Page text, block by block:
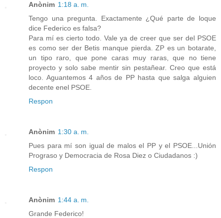
Anònim 1:18 a. m.
Tengo una pregunta. Exactamente ¿Qué parte de loque
dice Federico es falsa?
Para mí es cierto todo. Vale ya de creer que ser del PSOE
es como ser der Betis manque pierda. ZP es un botarate,
un tipo raro, que pone caras muy raras, que no tiene
proyecto y solo sabe mentir sin pestañear. Creo que está
loco. Aguantemos 4 años de PP hasta que salga alguien
decente enel PSOE.
Respon
Anònim 1:30 a. m.
Pues para mí son igual de malos el PP y el PSOE...Unión
Prograso y Democracia de Rosa Diez o Ciudadanos :)
Respon
Anònim 1:44 a. m.
Grande Federico!